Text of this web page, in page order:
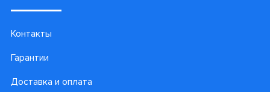
Контакты
Гарантии
Доставка и оплата